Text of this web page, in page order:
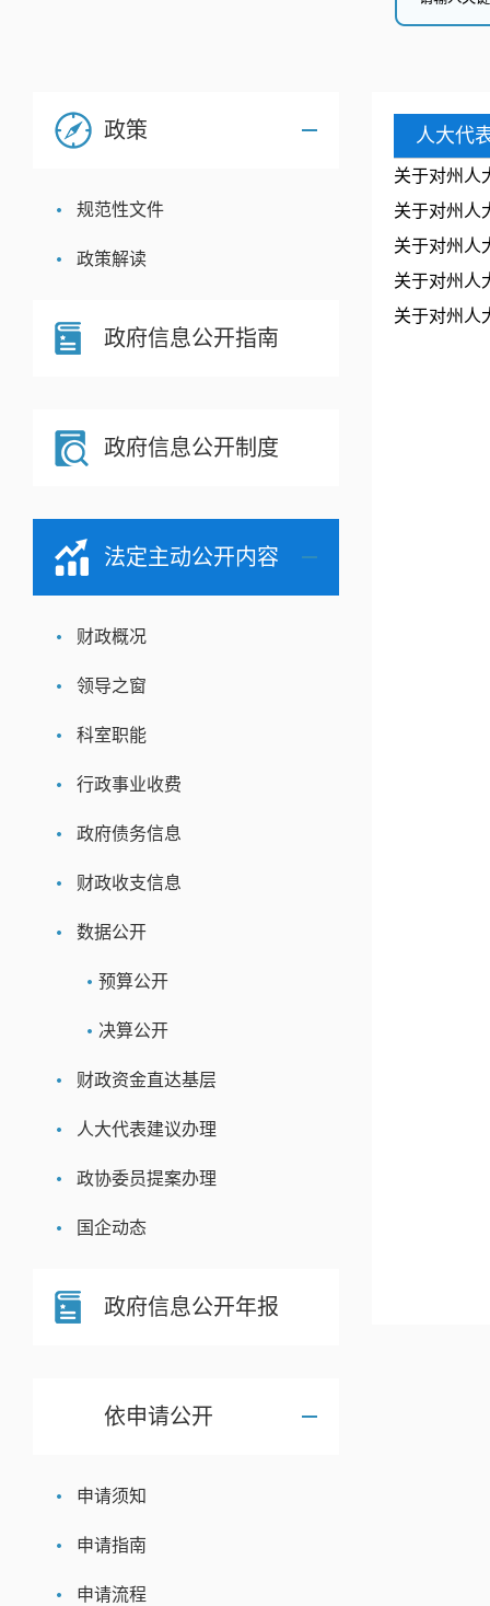
政策
规范性文件
政策解读
政府信息公开指南
政府信息公开制度
法定主动公开内容
财政概况
领导之窗
科室职能
行政事业收费
政府债务信息
财政收支信息
数据公开
预算公开
决算公开
财政资金直达基层
人大代表建议办理
政协委员提案办理
国企动态
政府信息公开年报
依申请公开
申请须知
申请指南
申请流程
人大代
关于对州人
关于对州人
关于对州人
关于对州人
关于对州人